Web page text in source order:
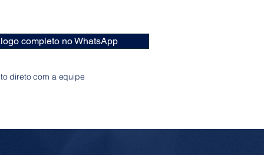
completo no WhatsApp
direto com a equipe